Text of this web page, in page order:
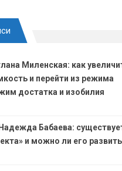
Миленская: как
и перейти из режима
достатка и изобилия
Бабаева:
и можно ли его развить